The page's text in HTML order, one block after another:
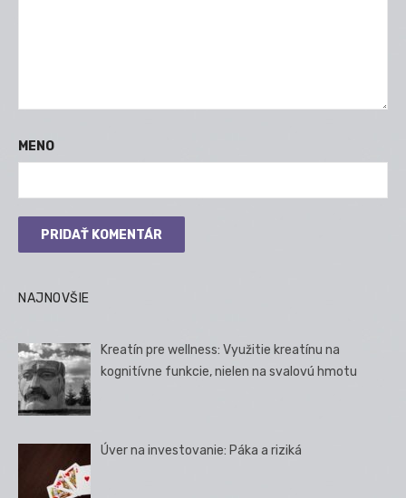
MENO
NAJNOVŠIE
Kreatín pre wellness: Využitie kreatínu na
kognitívne funkcie, nielen na svalovú hmotu
Úver na investovanie: Páka a riziká